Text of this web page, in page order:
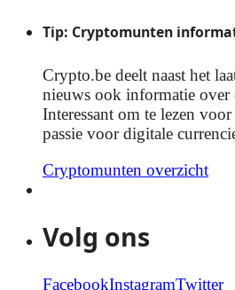
Tip: Cryptomunten
Crypto.be deelt naast het
nieuws ook informatie over
Interessant om te lezen voor
passie voor digitale
Cryptomunten overzicht
Volg ons
FacebookInstagramTwitter